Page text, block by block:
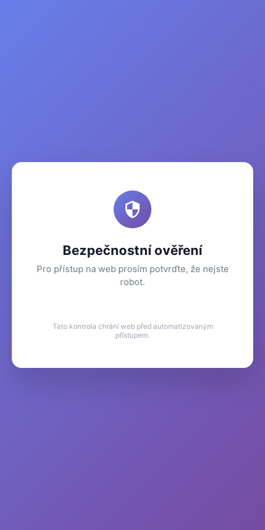
Bezpečnostní ověření
Pro přístup na web prosím potvrďte, že nejste
robot.
Tato kontrola chrání web před automatizovaným
přístupem.